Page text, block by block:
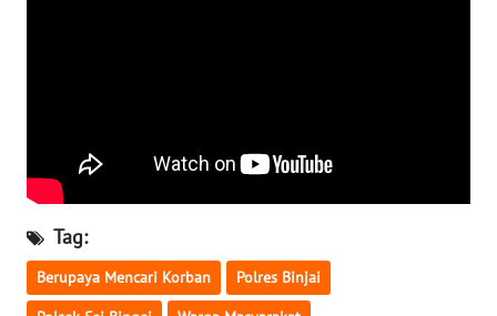
Tag:
Berupaya Mencari Korban Polres Binjai
WN
WN
KALTENG